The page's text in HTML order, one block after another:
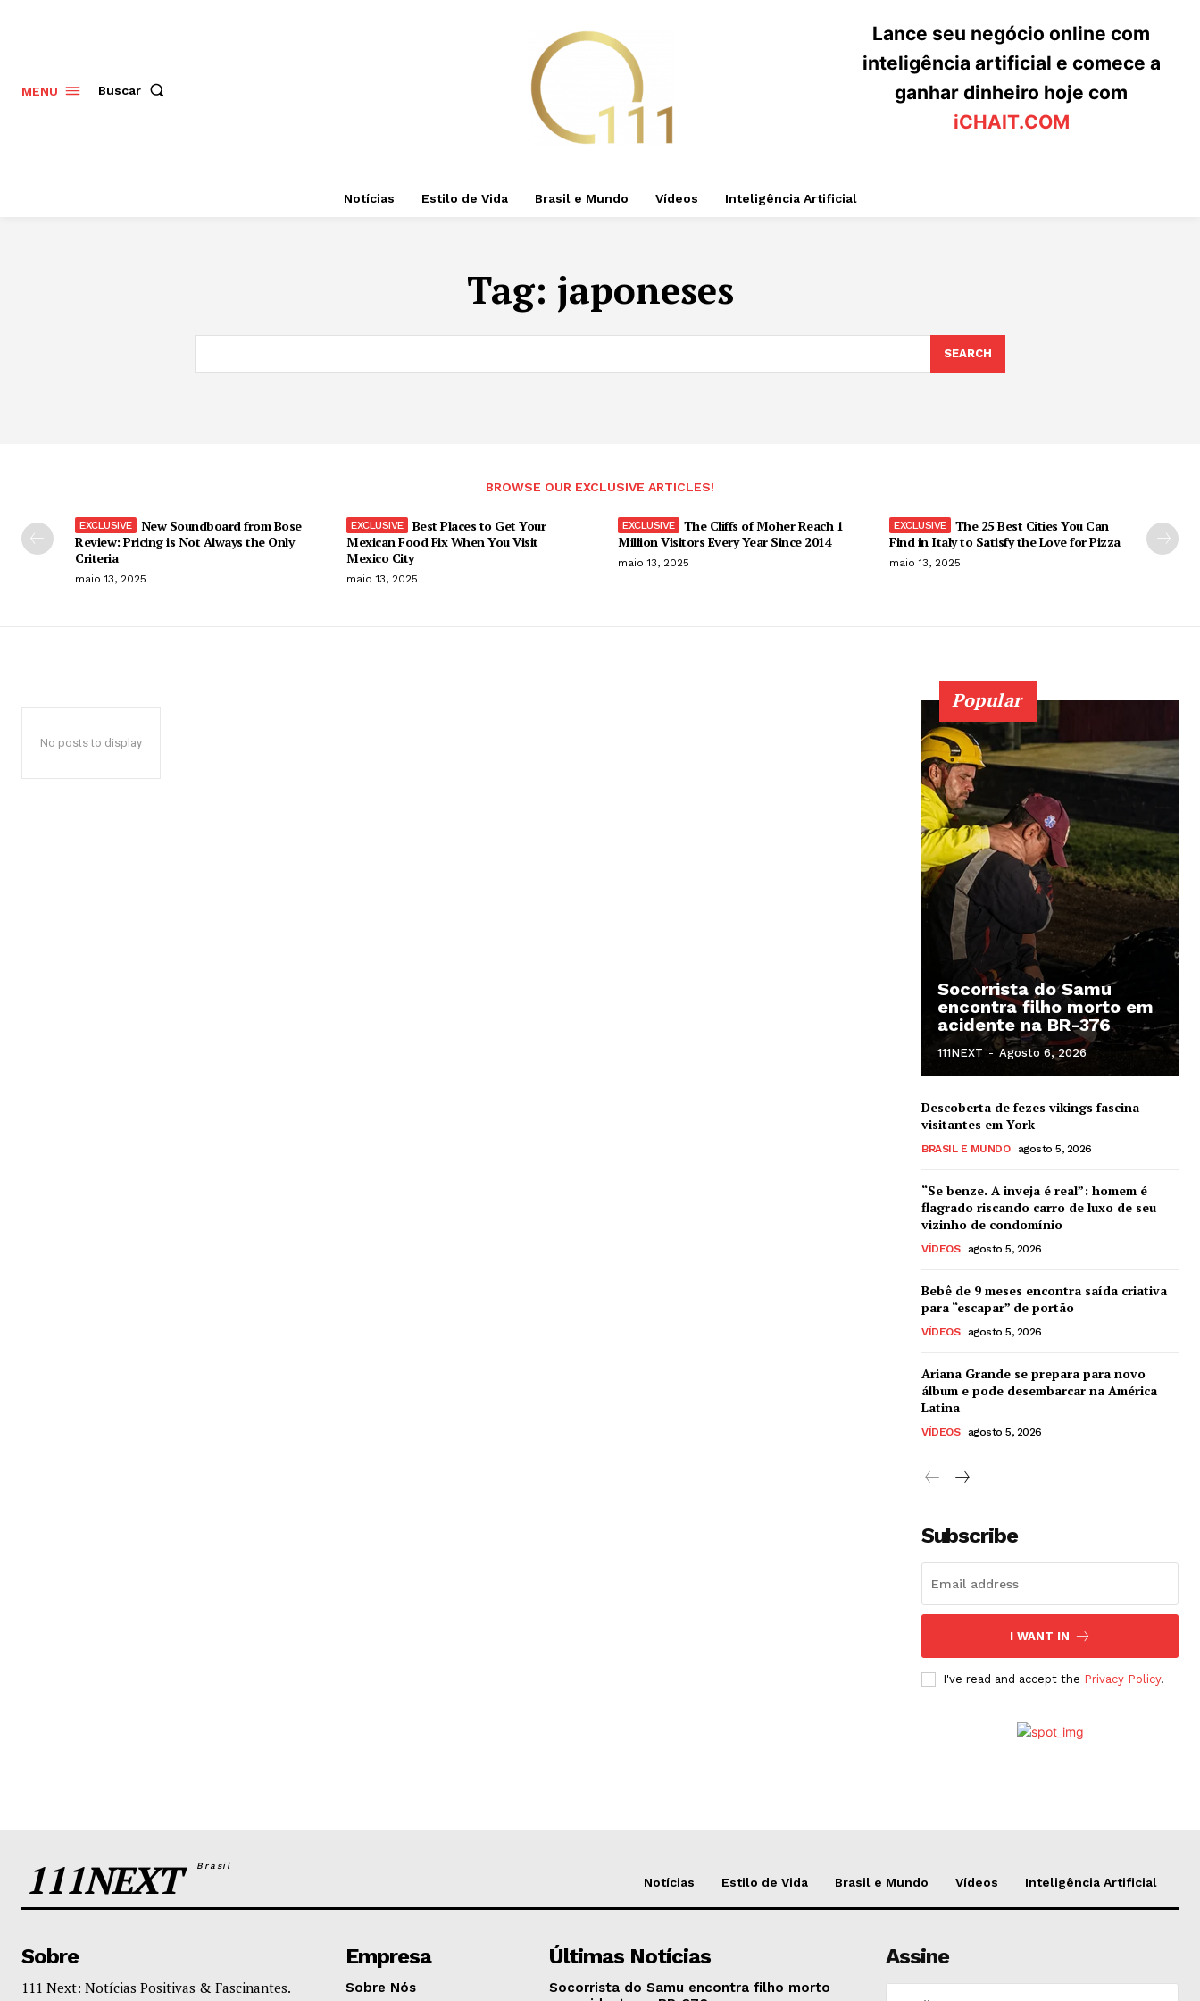
MENU Buscar
Lance seu negócio online com
inteligência artificial e comece a
ganhar dinheiro hoje com
iCHAIT.COM
Notícias Estilo de Vida Brasil e Mundo Vídeos Inteligência Artificial
Tag: japoneses
SEARCH
BROWSE OUR EXCLUSIVE ARTICLES!
New Soundboard from Bose
Review: Pricing is Not Always the Only
Criteria
maio 13, 2025
Best Places to Get Your
Mexican Food Fix When You Visit
Mexico City
maio 13, 2025
The Cliffs of Moher Reach 1
Million Visitors Every Year Since 2014
maio 13, 2025
The 25 Best Cities You Can
Find in Italy to Satisfy the Love for Pizza
maio 13, 2025
No posts to display
Popular
Socorrista do Samu
encontra filho morto em
acidente na BR-376
111NEXT - Agosto 6, 2026
Descoberta de fezes vikings fascina
visitantes em York
BRASIL E MUNDO agosto 5, 2026
“Se benze. A inveja é real”: homem é
flagrado riscando carro de luxo de seu
vizinho de condomínio
VÍDEOS agosto 5, 2026
Bebê de 9 meses encontra saída criativa
para “escapar” de portão
VÍDEOS agosto 5, 2026
Ariana Grande se prepara para novo
álbum e pode desembarcar na América
Latina
VÍDEOS agosto 5, 2026
Subscribe
I WANT IN
I've read and accept the Privacy Policy.
111NEXTBrasil
Notícias Estilo de Vida Brasil e Mundo Vídeos Inteligência Artificial
Sobre
111 Next: Notícias Positivas & Fascinantes.
Empresa
Sobre Nós
Últimas Notícias
Socorrista do Samu encontra filho morto
Assine